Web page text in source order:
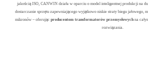
jakością ISO, CANWIN działa w oparciu o model inteligentnej produkcji na
dostarczanie sprzętu zapewniającego wyjątkowo niskie straty biegu jałowego,
mikronów – oferując producentom transformatorów przemysłowychna
rozwiązania.